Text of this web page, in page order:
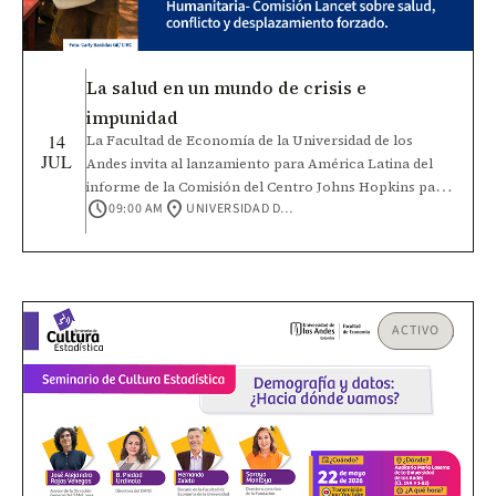
program matches and the quality of local services.
14
JUL
La salud en un mundo de crisis e
impunidad
La Facultad de Economía de la Universidad de los
Andes invita al lanzamiento para América Latina del
informe de la Comisión del Centro Johns Hopkins para
la Salud Humanitaria – Lancet sobre salud, conflicto y
dialogar sobre cómo fortalecer la protección de la
poblaciones afectadas por conflictos, violencia,
desplazamiento y otras crisis humanitarias. Conoce el
informe en el siguiente enlace: Salud en un mundo de
crisis e impunidad
schedule09:00 AM location_on UNIVERSIDAD DE LOS ANDES, CALLE 19A NO. 1 - 37 ESTE
ACTIVO